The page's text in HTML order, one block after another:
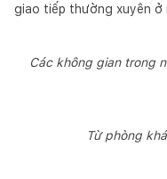
giao tiếp thường xuyên ở
Các không gian trong
Từ phòng